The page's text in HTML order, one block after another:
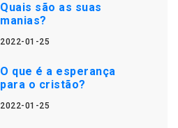
Quais são as suas
manias?
2022-01-25
O que é a esperança
para o cristão?
2022-01-25